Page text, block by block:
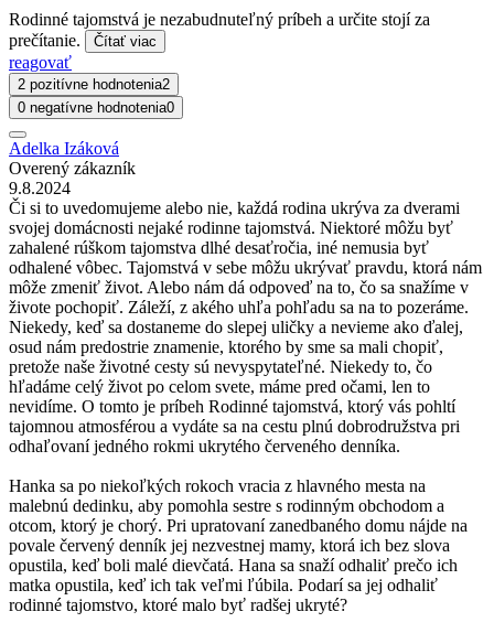
Rodinné tajomstvá je nezabudnuteľný príbeh a určite stojí za
prečítanie.
Čítať viac
reagovať
2 pozitívne hodnotenia2
0 negatívne hodnotenia0
Adelka Izáková
Overený zákazník
9.8.2024
Či si to uvedomujeme alebo nie, každá rodina ukrýva za dverami
svojej domácnosti nejaké rodinne tajomstvá. Niektoré môžu byť
zahalené rúškom tajomstva dlhé desaťročia, iné nemusia byť
odhalené vôbec. Tajomstvá v sebe môžu ukrývať pravdu, ktorá nám
môže zmeniť život. Alebo nám dá odpoveď na to, čo sa snažíme v
živote pochopiť. Záleží, z akého uhľa pohľadu sa na to pozeráme.
Niekedy, keď sa dostaneme do slepej uličky a nevieme ako ďalej,
osud nám predostrie znamenie, ktorého by sme sa mali chopiť,
pretože naše životné cesty sú nevyspytateľné. Niekedy to, čo
hľadáme celý život po celom svete, máme pred očami, len to
nevidíme. O tomto je príbeh Rodinné tajomstvá, ktorý vás pohltí
tajomnou atmosférou a vydáte sa na cestu plnú dobrodružstva pri
odhaľovaní jedného rokmi ukrytého červeného denníka.
Hanka sa po niekoľkých rokoch vracia z hlavného mesta na
malebnú dedinku, aby pomohla sestre s rodinným obchodom a
otcom, ktorý je chorý. Pri upratovaní zanedbaného domu nájde na
povale červený denník jej nezvestnej mamy, ktorá ich bez slova
opustila, keď boli malé dievčatá. Hana sa snaží odhaliť prečo ich
matka opustila, keď ich tak veľmi ľúbila. Podarí sa jej odhaliť
rodinné tajomstvo, ktoré malo byť radšej ukryté?